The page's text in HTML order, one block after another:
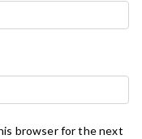
browser for the next